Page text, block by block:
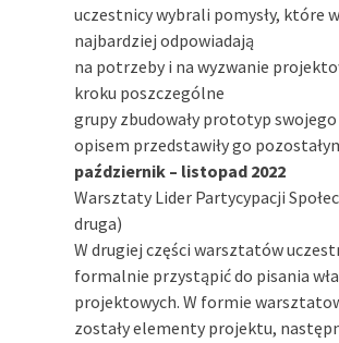
uczestnicy wybrali pomysły, które
najbardziej odpowiadają
na potrzeby i na wyzwanie
kroku poszczególne
grupy zbudowały prototyp swojego
opisem przedstawiły go
październik – listopad 2022
Warsztaty Lider Partycypacji
druga)
W drugiej części warsztatów
formalnie przystąpić do pisania
projektowych. W formie
zostały elementy projektu,